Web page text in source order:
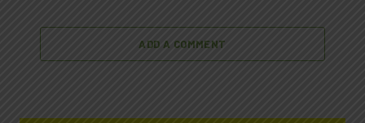
ADD A COMMENT